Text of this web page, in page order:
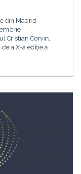
din Madrid
Cristian Corvin,
a X-a ediție a